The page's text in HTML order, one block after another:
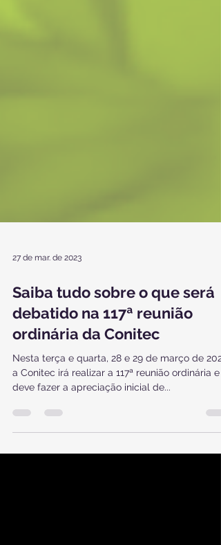
Saiba tudo sobre o que será
debatido na 117ª reunião
ordinária da Conitec
Nesta terça e quarta, 28 e 29 de março de
deve fazer a apreciação inicial de...